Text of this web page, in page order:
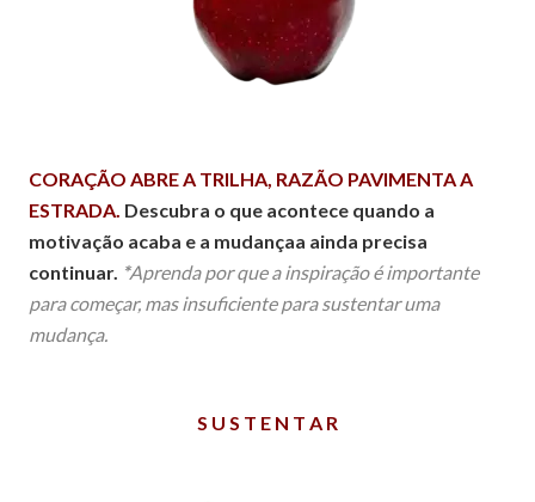
CORAÇÃO ABRE A TRILHA, RAZÃO PAVIMENTA A
ESTRADA. Descubra o que acontece quando a
motivação acaba e a mudançaa ainda precisa
continuar. *Aprenda por que a inspiração é importante
para começar, mas insuficiente para sustentar uma
mudança.
S U S T E N T A R